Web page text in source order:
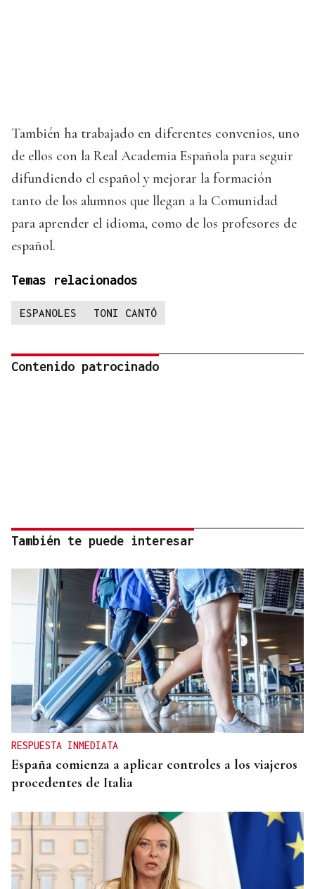
También ha trabajado en diferentes convenios, uno
de ellos con la Real Academia Española para seguir
difundiendo el español y mejorar la formación
tanto de los alumnos que llegan a la Comunidad
para aprender el idioma, como de los profesores de
español.
Temas relacionados
ESPANOLES TONI CANTÓ
Contenido patrocinado
También te puede interesar
RESPUESTA INMEDIATA
España comienza a aplicar controles a los viajeros
procedentes de Italia